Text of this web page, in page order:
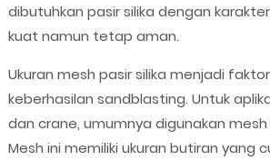
dibutuhkan pasir silika dengan
kuat namun tetap aman.
Ukuran mesh pasir silika menjadi
keberhasilan sandblasting. Untuk
dan crane, umumnya digunakan mesh
Mesh ini memiliki ukuran butiran yang